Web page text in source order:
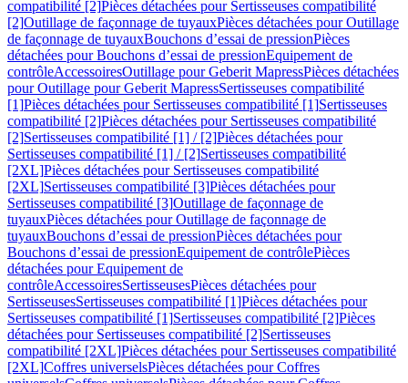
compatibilité [2]Pièces détachées pour Sertisseuses compatibilité
[2]Outillage de façonnage de tuyauxPièces détachées pour Outillage
de façonnage de tuyauxBouchons d’essai de pressionPièces
détachées pour Bouchons d’essai de pressionEquipement de
contrôleAccessoiresOutillage pour Geberit MapressPièces détachées
pour Outillage pour Geberit MapressSertisseuses compatibilité
[1]Pièces détachées pour Sertisseuses compatibilité [1]Sertisseuses
compatibilité [2]Pièces détachées pour Sertisseuses compatibilité
[2]Sertisseuses compatibilité [1] / [2]Pièces détachées pour
Sertisseuses compatibilité [1] / [2]Sertisseuses compatibilité
[2XL]Pièces détachées pour Sertisseuses compatibilité
[2XL]Sertisseuses compatibilité [3]Pièces détachées pour
Sertisseuses compatibilité [3]Outillage de façonnage de
tuyauxPièces détachées pour Outillage de façonnage de
tuyauxBouchons d’essai de pressionPièces détachées pour
Bouchons d’essai de pressionEquipement de contrôlePièces
détachées pour Equipement de
contrôleAccessoiresSertisseusesPièces détachées pour
SertisseusesSertisseuses compatibilité [1]Pièces détachées pour
Sertisseuses compatibilité [1]Sertisseuses compatibilité [2]Pièces
détachées pour Sertisseuses compatibilité [2]Sertisseuses
compatibilité [2XL]Pièces détachées pour Sertisseuses compatibilité
[2XL]Coffres universelsPièces détachées pour Coffres